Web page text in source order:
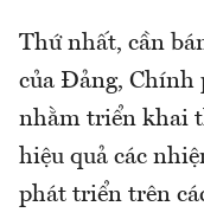
Thứ nhất, cần
của Đảng, Chính
nhằm triển khai
hiệu quả các
phát triển trên